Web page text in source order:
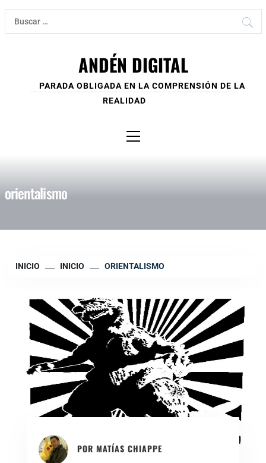
Ir
contenido
Buscar:
ANDÉN DIGITAL
PARADA OBLIGADA EN LA COMPRENSIÓN DE LA
REALIDAD
principal
orientalismo
INICIO INICIO ORIENTALISMO
POR MATÍAS CHIAPPE